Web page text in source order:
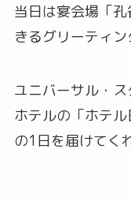
当日は宴会場「
きるグリーティン
ユニバーサル・
ホテルの「ホテ
の1日を届けてく